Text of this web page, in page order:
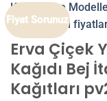
Fiyat Sorunuz
Erva Çiçek
Kağıdı Bej
Kağıtları